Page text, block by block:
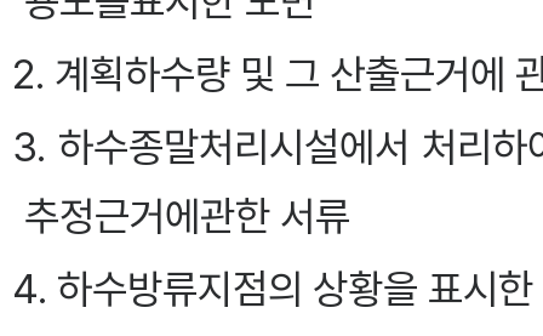
2. 계획하수량 및 그 산출근거에
3. 하수종말처리시설에서 처리
추정근거에관한 서류
4. 하수방류지점의 상황을 표시